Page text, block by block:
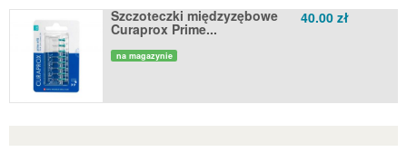
Szczoteczki międzyzębowe
Curaprox Prime...
na magazynie
40.00 zł